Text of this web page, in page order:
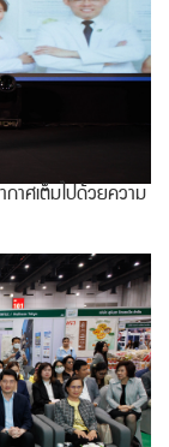
กาศเต็มไปด้วยความ